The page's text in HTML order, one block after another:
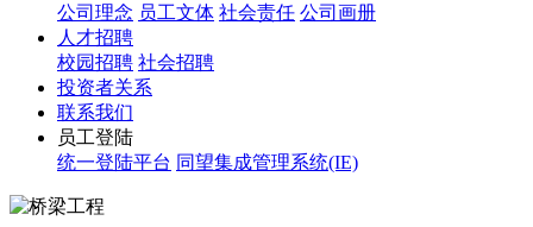
公司理念 员工文体 社会责任 公司画册
人才招聘
校园招聘 社会招聘
投资者关系
联系我们
员工登陆
统一登陆平台 同望集成管理系统(IE)